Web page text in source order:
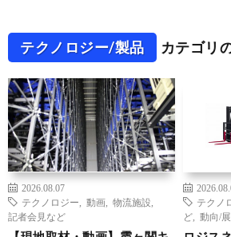
テクノロジー/製品 カテゴリ
2026.08.07
テクノロジー
動画 物流施設
記者会見など
テクノ
ど
動向/